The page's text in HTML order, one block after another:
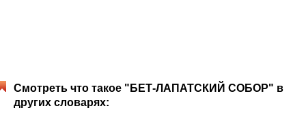
Смотреть что такое "БЕТ-ЛАПАТСКИЙ СОБОР" в
других словарях: